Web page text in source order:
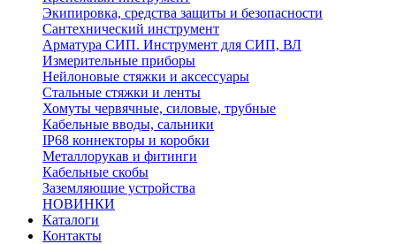
Экипировка, средства защиты и безопасности
Сантехнический инструмент
Арматура СИП. Инструмент для СИП, ВЛ
Измерительные приборы
Нейлоновые стяжки и аксессуары
Стальные стяжки и ленты
Хомуты червячные, силовые, трубные
Кабельные вводы, сальники
IP68 коннекторы и коробки
Металлорукав и фитинги
Кабельные скобы
Заземляющие устройства
НОВИНКИ
Каталоги
Контакты